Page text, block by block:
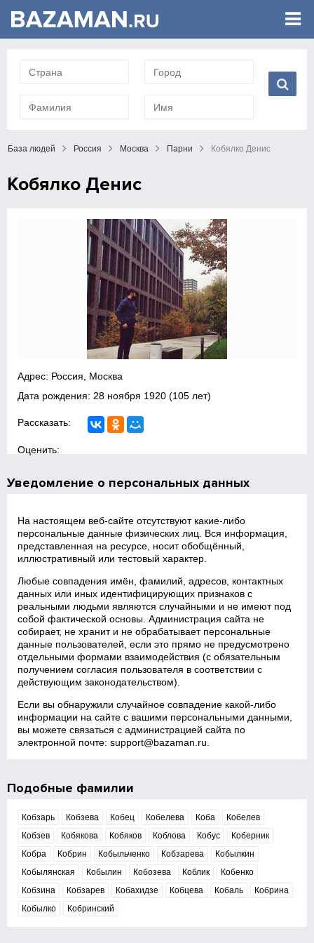
База людей Россия Москва Парни Кобялко Денис
Кобялко Денис
Адрес: Россия, Москва
Дата рождения: 28 ноября 1920 (105 лет)
Рассказать:
Оценить:
Уведомление о персональных данных
На настоящем веб‑сайте отсутствуют какие‑либо
персональные данные физических лиц. Вся информация,
представленная на ресурсе, носит обобщённый,
иллюстративный или тестовый характер.
Любые совпадения имён, фамилий, адресов, контактных
данных или иных идентифицирующих признаков с
реальными людьми являются случайными и не имеют под
собой фактической основы. Администрация сайта не
собирает, не хранит и не обрабатывает персональные
данные пользователей, если это прямо не предусмотрено
отдельными формами взаимодействия (с обязательным
получением согласия пользователя в соответствии с
действующим законодательством).
Если вы обнаружили случайное совпадение какой‑либо
информации на сайте с вашими персональными данными,
вы можете связаться с администрацией сайта по
электронной почте:support@bazaman.ru
Подобные фамилии
Кобзарь Кобзева Кобец Кобелева Коба
Кобелев
Кобзев
Кобякова Кобяков Коблова Кобус
Коберник
Кобра
Кобрин Кобыльченко Кобзарева
Кобылкин
Кобылянская
Кобылин Кобозева Коблик
Кобенко
Кобзина
Кобзарев Кобахидзе Кобцева Кобаль
Кобрина
Кобылко
Кобринский